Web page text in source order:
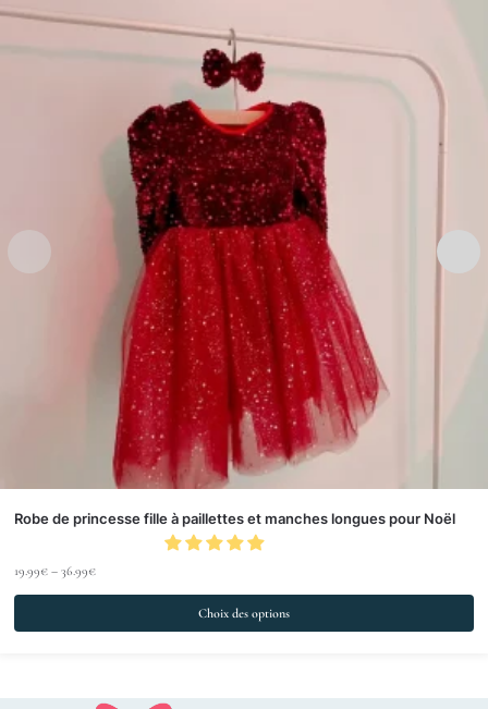
Robe de princesse fille à paillettes et manches longues pour Noël
19.99€ –36.99€
Choix des options